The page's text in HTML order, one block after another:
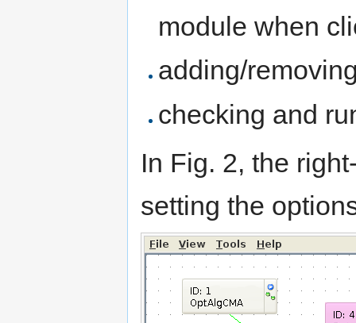
module when
adding/
checking and
In Fig. 2, the
setting the